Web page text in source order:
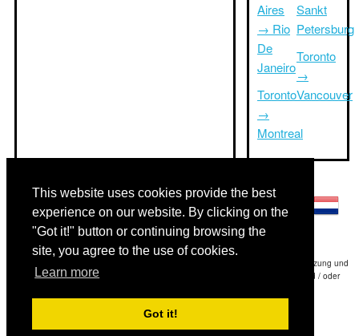
This website uses cookies provide the best
experience on our website. By clicking on the
"Got it!" button or continuing browsing the
site, you agree to the use of cookies.
Learn more
Got it!
Aires
→ Rio
De
Janeiro
Toronto
→
Montreal
Sankt
Petersburg
Toronto
→
Vancouver
Haftungsausschluss: Die Informationen auf dieser Website ist unsere beste Schätzung und
für nur Ihre Referenz.Triptimeto.com haftet nicht für jede Reise Verzögerung und / oder